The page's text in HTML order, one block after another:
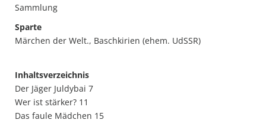
Sammlung
Sparte
Märchen der Welt., Baschkirien (ehem. UdSSR)
Inhaltsverzeichnis
Der Jäger Juldybai 7
Wer ist stärker? 11
Das faule Mädchen 15